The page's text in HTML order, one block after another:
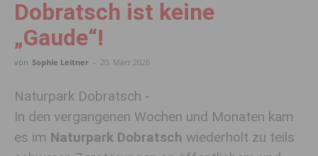
Dobratsch ist keine
„Gaude“!
von Sophie Leitner - 20. März 2026
Naturpark Dobratsch -
In den vergangenen Wochen und Monaten kam
es im Naturpark Dobratsch wiederholt zu teils